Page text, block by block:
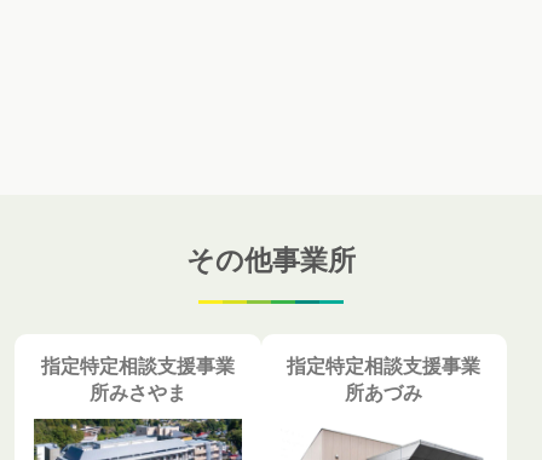
その他事業所
指定特定相談支援事業
所みさやま
指定特定相談支援事業
所あづみ